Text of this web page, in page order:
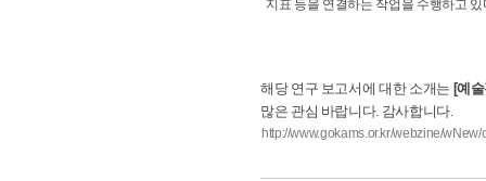
지표 등을 연결하는 작업을 수행하고 있
해당 연구 보고서에 대한 소개는 [예
많은 관심 바랍니다. 감사합니다.
http://www.gokams.or.kr/webzine/